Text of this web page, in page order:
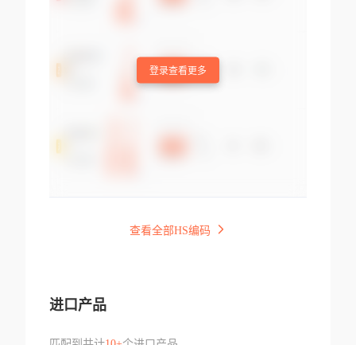
登录查看更多
查看全部HS编码
进口产品